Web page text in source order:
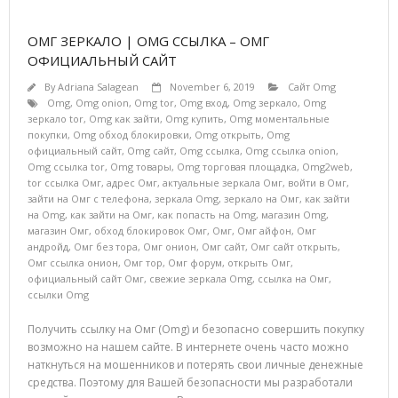
ОМГ ЗЕРКАЛО | OMG ССЫЛКА – ОМГ
ОФИЦИАЛЬНЫЙ САЙТ
ByAdriana Salagean November 6, 2019
Сайт Omg
Omg, Omg onion, Omg tor, Omg вход, Omg зеркало, Omg
зеркало tor, Omg как зайти, Omg купить, Omg моментальные
покупки, Omg обход блокировки, Omg открыть, Omg
официальный сайт, Omg сайт, Omg ссылка, Omg ссылка onion,
Omg ссылка tor, Omg товары, Omg торговая площадка, Omg2web,
tor ссылка Омг, адрес Омг, актуальные зеркала Омг, войти в Омг,
зайти на Омг с телефона, зеркала Omg, зеркало на Омг, как зайти
на Omg, как зайти на Омг, как попасть на Omg, магазин Omg,
магазин Омг, обход блокировок Омг, Омг, Омг айфон, Омг
андройд, Омг без тора, Омг онион, Омг сайт, Омг сайт открыть,
Омг ссылка онион, Омг тор, Омг форум, открыть Омг,
официальный сайт Омг, свежие зеркала Omg, ссылка на Омг,
ссылки Omg
Получить ссылку на Омг (Omg) и безопасно совершить покупку
возможно на нашем сайте. В интернете очень часто можно
наткнуться на мошенников и потерять свои личные денежные
средства. Поэтому для Вашей безопасности мы разработали